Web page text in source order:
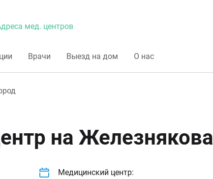
мед. центров
Врачи Выезд на дом О нас
на Железнякова
Медицинский центр: